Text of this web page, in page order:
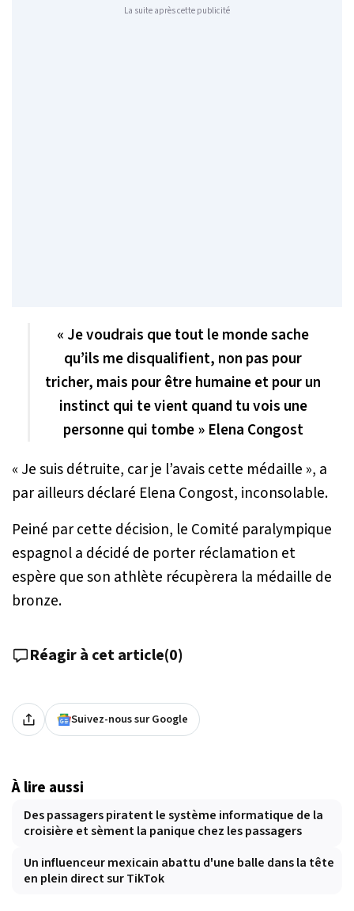
La suite après cette publicité
« Je voudrais que tout le monde sache
qu’ils me disqualifient, non pas pour
tricher, mais pour être humaine et pour un
instinct qui te vient quand tu vois une
personne qui tombe » Elena Congost
« Je suis détruite, car je l’avais cette médaille », a
par ailleurs déclaré Elena Congost, inconsolable.
Peiné par cette décision, le Comité paralympique
espagnol a décidé de porter réclamation et
espère que son athlète récupèrera la médaille de
bronze.
Réagir à cet article(0)
Suivez-nous sur Google
À lire aussi
Des passagers piratent le système informatique de la
croisière et sèment la panique chez les passagers
Un influenceur mexicain abattu d'une balle dans la tête
en plein direct sur TikTok